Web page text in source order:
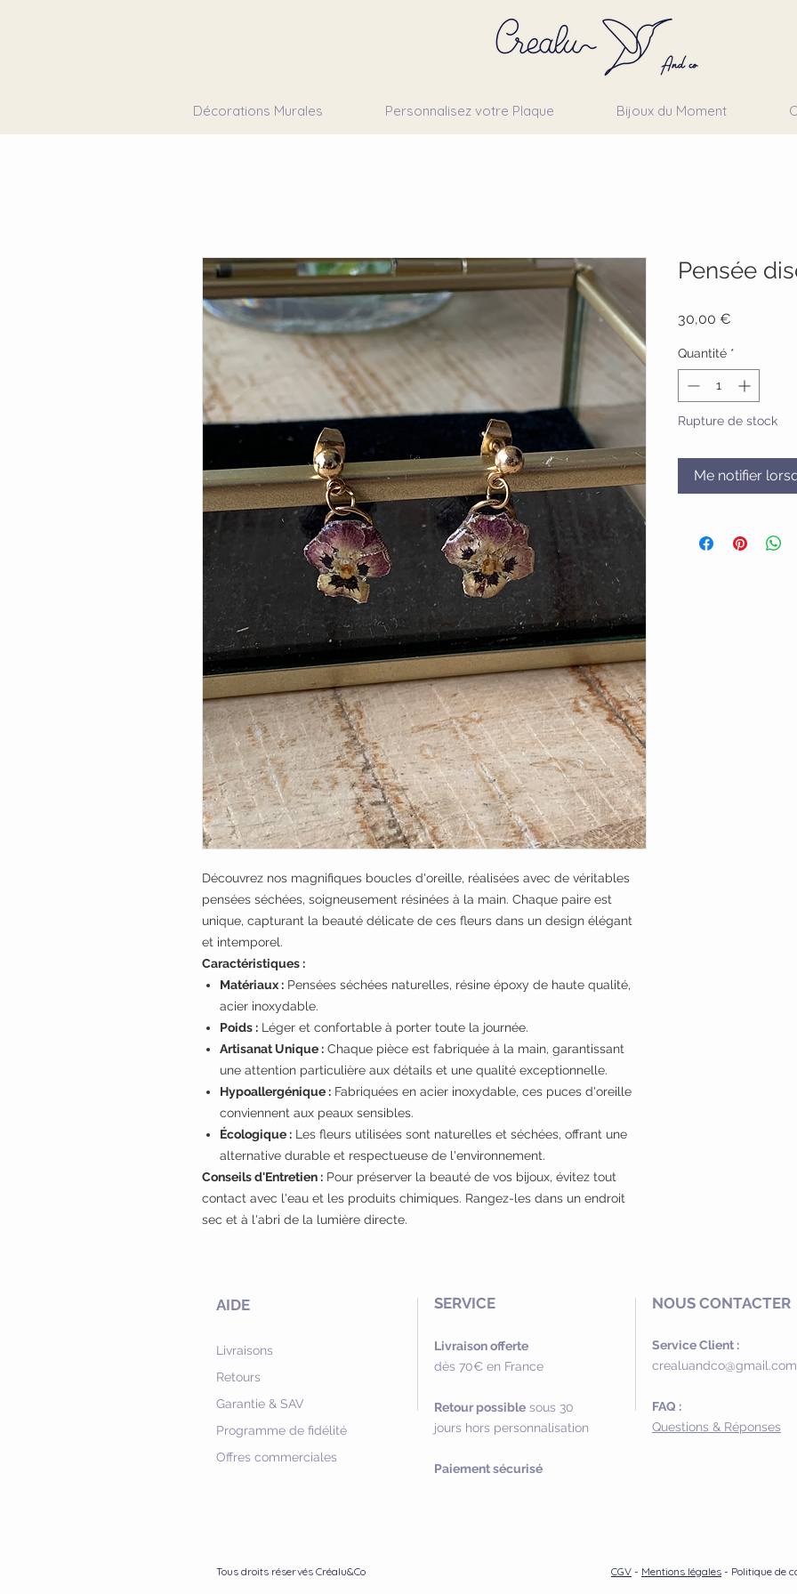
Décorations Murales Personnalisez votre Plaque Bijoux du Moment
Découvrez nos magnifiques boucles d'oreille, réalisées avec de véritables
pensées séchées, soigneusement résinées à la main. Chaque paire est
unique, capturant la beauté délicate de ces fleurs dans un design élégant
et intemporel.
Caractéristiques :
Matériaux : Pensées séchées naturelles, résine époxy de haute qualité,
acier inoxydable.
Poids : Léger et confortable à porter toute la journée.
Artisanat Unique : Chaque pièce est fabriquée à la main, garantissant
une attention particulière aux détails et une qualité exceptionnelle.
Hypoallergénique : Fabriquées en acier inoxydable, ces puces d'oreille
conviennent aux peaux sensibles.
Écologique : Les fleurs utilisées sont naturelles et séchées, offrant une
alternative durable et respectueuse de l'environnement.
Conseils d'Entretien : Pour préserver la beauté de vos bijoux, évitez tout
contact avec l'eau et les produits chimiques. Rangez-les dans un endroit
sec et à l'abri de la lumière directe.
Pensée
30,00 €
Quantité *
Rupture de stock
Me notifier
AIDE
Livraisons
Retours
Garantie & SAV
Programme de fidélité
Offres commerciales
SERVICE
Livraison offerte
dès 70€ en France
Retour possible sous 30
jours hors personnalisation
Paiement sécurisé
NOUS CONTACTER
Service Client :
crealuandco@gmail.com
FAQ :
Questions & Réponses
Tous droits réservés Créalu&Co CGV - Mentions légales - Politique de